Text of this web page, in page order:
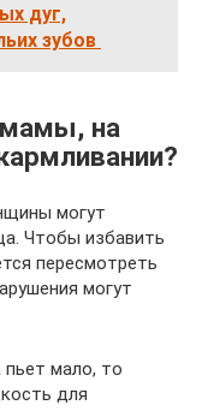
дуг,
зубов
мамы, на
могут
Чтобы избавить
пересмотреть
могут
мало, то
для